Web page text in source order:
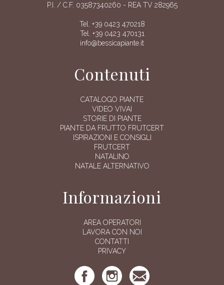
P.I. / C.F. 03587340260 - REA TV 282965
Tel. +39 0423 470218
Tel. +39 0423 470131
info@bessicapiante.it
Contenuti
CATALOGO PIANTE
VIDEO VIVAI
STORIE DI PIANTE
PIANTE DA FRUTTO FRUTCERT
ISPIRAZIONI E CONSIGLI
FRUTCERT
NATALINO
NATALE ALTERNATIVO
Informazioni
AREA OPERATORI
LAVORA CON NOI
CONTATTI
PRIVACY